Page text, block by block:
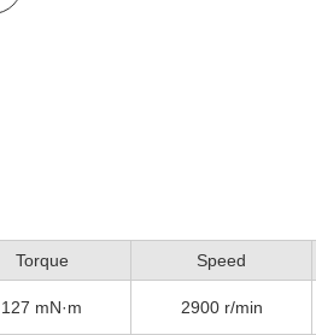
Torque Speed
127 mN·m 2900 r/min